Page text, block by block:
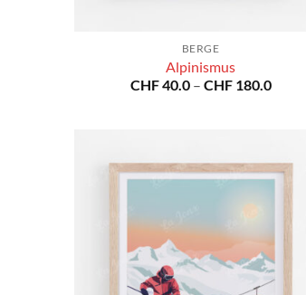
BERGE
Alpinismus
CHF40.0 – CHF180.0